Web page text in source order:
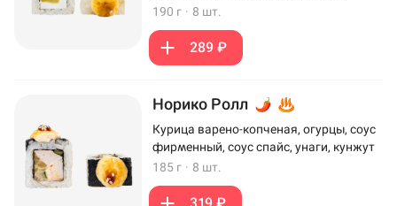
190 г · 8 шт.
289 ₽
Норико Ролл
Курица варено-копченая, огурцы, соус
фирменный, соус спайс, унаги, кунжут
185 г · 8 шт.